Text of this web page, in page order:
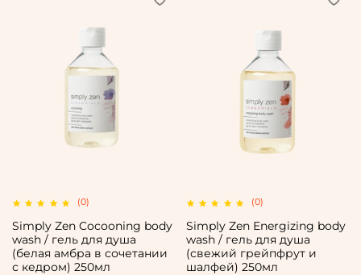
(0)
Simply Zen Cocooning body
wash / гель для душа
(белая амбра в сочетании
с кедром) 250мл
(0)
Simply Zen Energizing body
wash / гель для душа
(свежий грейпфрут и
шалфей) 250мл